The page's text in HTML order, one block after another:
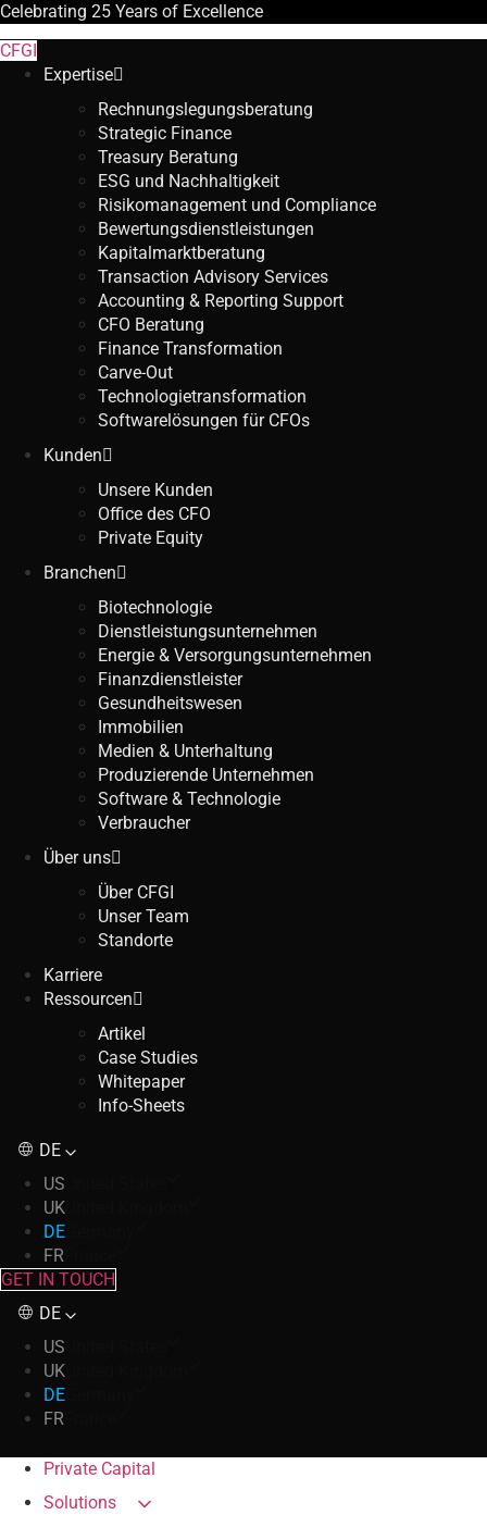
Celebrating 25 Years of Excellence
CFGI
Expertise
Rechnungslegungsberatung
Strategic Finance
Treasury Beratung
ESG und Nachhaltigkeit
Risikomanagement und Compliance
Bewertungsdienstleistungen
Kapitalmarktberatung
Transaction Advisory Services
Accounting & Reporting Support
CFO Beratung
Finance Transformation
Carve-Out
Technologietransformation
Softwarelösungen für CFOs
Kunden
Unsere Kunden
Office des CFO
Private Equity
Branchen
Biotechnologie
Dienstleistungsunternehmen
Energie & Versorgungsunternehmen
Finanzdienstleister
Gesundheitswesen
Immobilien
Medien & Unterhaltung
Produzierende Unternehmen
Software & Technologie
Verbraucher
Über uns
Über CFGI
Unser Team
Standorte
Karriere
Ressourcen
Artikel
Case Studies
Whitepaper
Info-Sheets
DE
US
UK
DE
FR
GET IN TOUCH
DE
US
UK
DE
FR
Private Capital
Solutions